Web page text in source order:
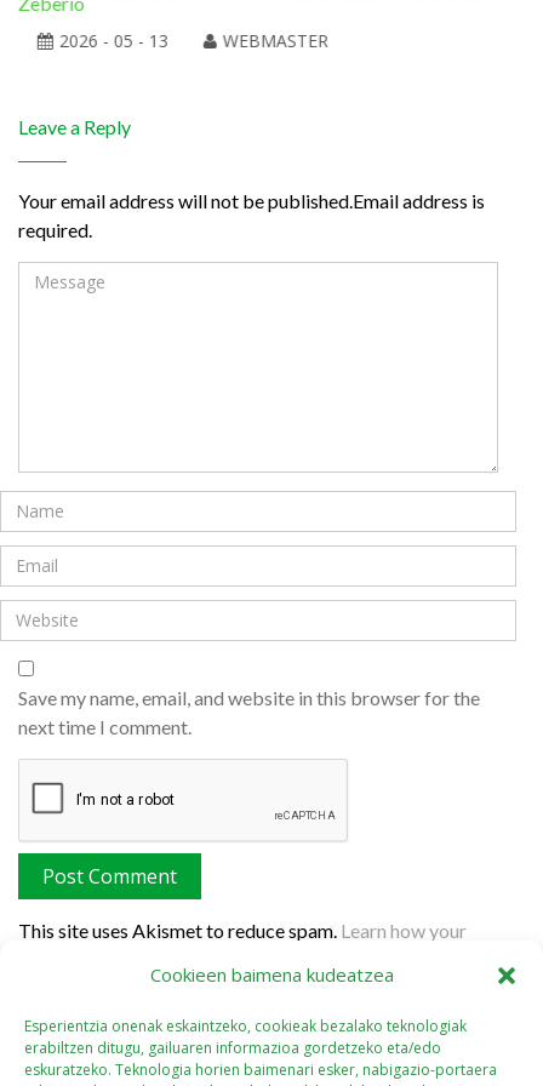
Cookieen baimena kudeatzea
Esperientzia onenak eskaintzeko, cookieak bezalako teknologiak
erabiltzen ditugu, gailuaren informazioa gordetzeko eta/edo
eskuratzeko. Teknologia horien baimenari esker, nabigazio-portaera
2026 - 05 - 13
WEBMASTER
Leave a Reply
Your email address will not be published.Email address is
required.
Save my name, email, and website in this browser for the
next time I comment.
This site uses Akismet to reduce spam. Learn how your